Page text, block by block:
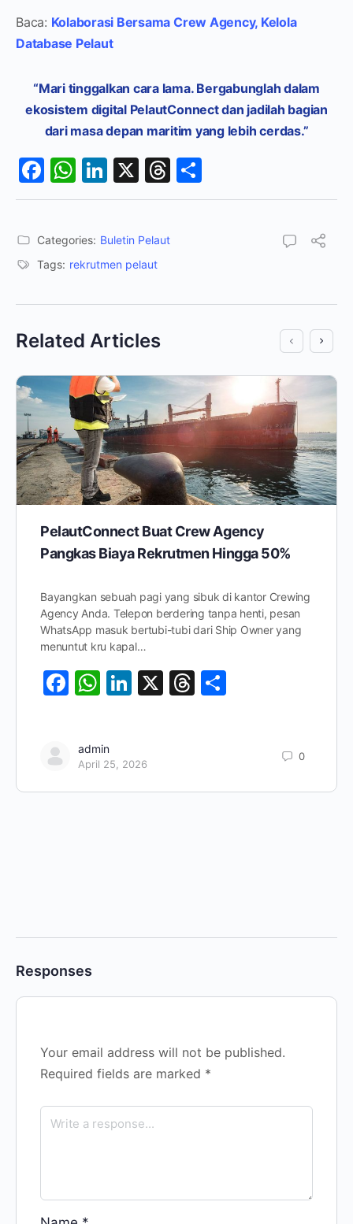
Baca: Kolaborasi Bersama Crew Agency, Kelola
Database Pelaut
“Mari tinggalkan cara lama. Bergabunglah dalam
ekosistem digital PelautConnect dan jadilah bagian
dari masa depan maritim yang lebih cerdas.”
Facebook
WhatsApp
LinkedIn
X Threads
Categories: Buletin Pelaut
Tags: rekrutmen pelaut
Related Articles
PelautConnect Buat Crew Agency
Pangkas Biaya Rekrutmen Hingga 50%
Bayangkan sebuah pagi yang sibuk di kantor Crewing
Agency Anda. Telepon berdering tanpa henti, pesan
WhatsApp masuk bertubi-tubi dari Ship Owner yang
menuntut kru kapal…
Facebook
WhatsApp
LinkedIn
X Threads
admin
April 25, 2026
0
Responses
Your email address will not be published.
Required fields are marked *